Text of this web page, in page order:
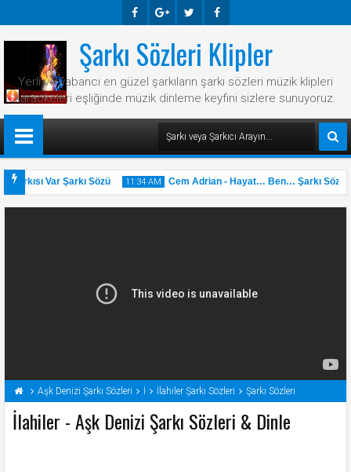
Ook E-
Plus
R Ook
Şarkı Sözleri Klipler
Yerli ve yabancı en güzel şarkıların şarkı sözleri müzik klipleri
karaokeleri eşliğinde müzik dinleme keyfini sizlere sunuyoruz.
Var Şarkı Sözü 11:34 AM
31 May
2025
Cem Adrian - Hayat… Ben… Şarkı Sözü
Aşk Denizi Şarkı Sözleri İ İlahiler Şarkı Sözleri Şarkı Sözleri
İlahiler - Aşk Denizi Şarkı Sözleri & Dinle